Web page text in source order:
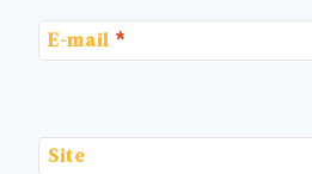
E-mail *
Site